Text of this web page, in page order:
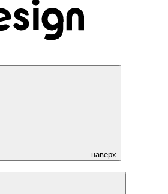
наверх